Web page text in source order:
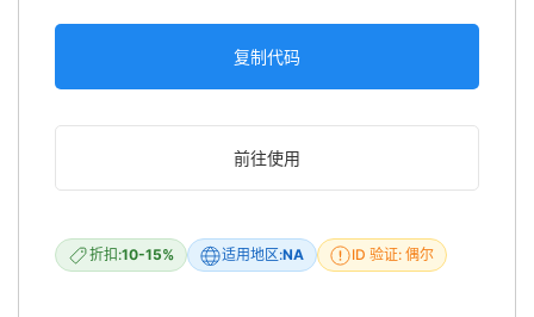
复制代码
前往使用
折扣:10-15% 适用地区:NA ID 验证: 偶尔